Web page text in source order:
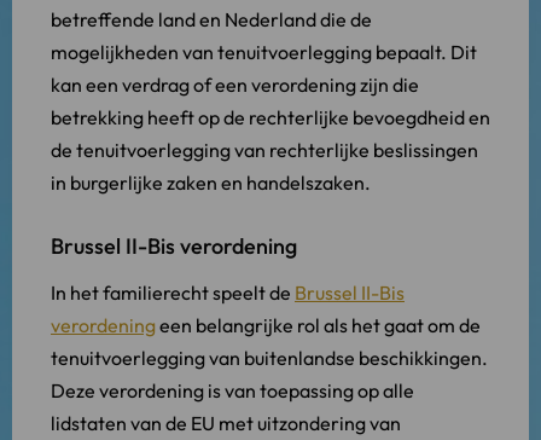
betreffende land en Nederland die de
mogelijkheden van tenuitvoerlegging bepaalt. Dit
kan een verdrag of een verordening zijn die
betrekking heeft op de rechterlijke bevoegdheid en
de tenuitvoerlegging van rechterlijke beslissingen
in burgerlijke zaken en handelszaken.
Brussel II-Bis verordening
In het familierecht speelt de Brussel II-Bis
verordeningeen belangrijke rol als het gaat om de
tenuitvoerlegging van buitenlandse beschikkingen.
Deze verordening is van toepassing op alle
lidstaten van de EU met uitzondering van